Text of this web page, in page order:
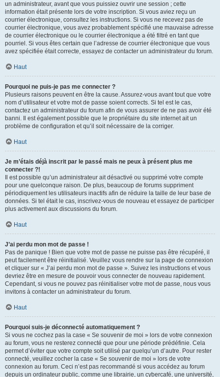
un administrateur, avant que vous puissiez ouvrir une session ; cette
information était présente lors de votre inscription. Si vous aviez reçu un
courrier électronique, consultez les instructions. Si vous ne recevez pas de
courrier électronique, vous avez probablement spécifié une mauvaise adresse
de courrier électronique ou le courrier électronique a été filtré en tant que
pourriel. Si vous êtes certain que l’adresse de courrier électronique que vous
avez spécifiée était correcte, essayez de contacter un administrateur du forum.
Haut
Pourquoi ne puis-je pas me connecter ?
Plusieurs raisons peuvent en être la cause. Assurez-vous avant tout que votre
nom d’utilisateur et votre mot de passe soient corrects. Si tel est le cas,
contactez un administrateur du forum afin de vous assurer de ne pas avoir été
banni. Il est également possible que le propriétaire du site internet ait un
problème de configuration et qu’il soit nécessaire de la corriger.
Haut
Je m’étais déjà inscrit par le passé mais ne peux à présent plus me
connecter ?!
Il est possible qu’un administrateur ait désactivé ou supprimé votre compte
pour une quelconque raison. De plus, beaucoup de forums suppriment
périodiquement les utilisateurs inactifs afin de réduire la taille de leur base de
données. Si tel était le cas, inscrivez-vous de nouveau et essayez de participer
plus activement aux discussions du forum.
Haut
J’ai perdu mon mot de passe !
Pas de panique ! Bien que votre mot de passe ne puisse pas être récupéré, il
peut facilement être réinitialisé. Veuillez vous rendre sur la page de connexion
et cliquer sur « J’ai perdu mon mot de passe ». Suivez les instructions et vous
devriez être en mesure de pouvoir vous connecter de nouveau rapidement.
Cependant, si vous ne pouvez pas réinitialiser votre mot de passe, nous vous
invitons à contacter un administrateur du forum.
Haut
Pourquoi suis-je déconnecté automatiquement ?
Si vous ne cochez pas la case « Se souvenir de moi » lors de votre connexion
au forum, vous ne resterez connecté que pour une période prédéfinie. Cela
permet d’éviter que votre compte soit utilisé par quelqu’un d’autre. Pour rester
connecté, veuillez cocher la case « Se souvenir de moi » lors de votre
connexion au forum. Ceci n’est pas recommandé si vous accédez au forum
depuis un ordinateur public, comme une librairie, un cybercafé, une université,